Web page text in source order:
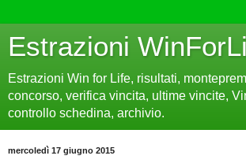
Estrazioni
Estrazioni Win for Life, risultati,
concorso, verifica vincita, ultime vincite,
controllo schedina, archivio.
mercoledì 17 giugno 2015